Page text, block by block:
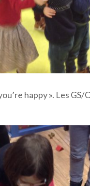
happy ». Les